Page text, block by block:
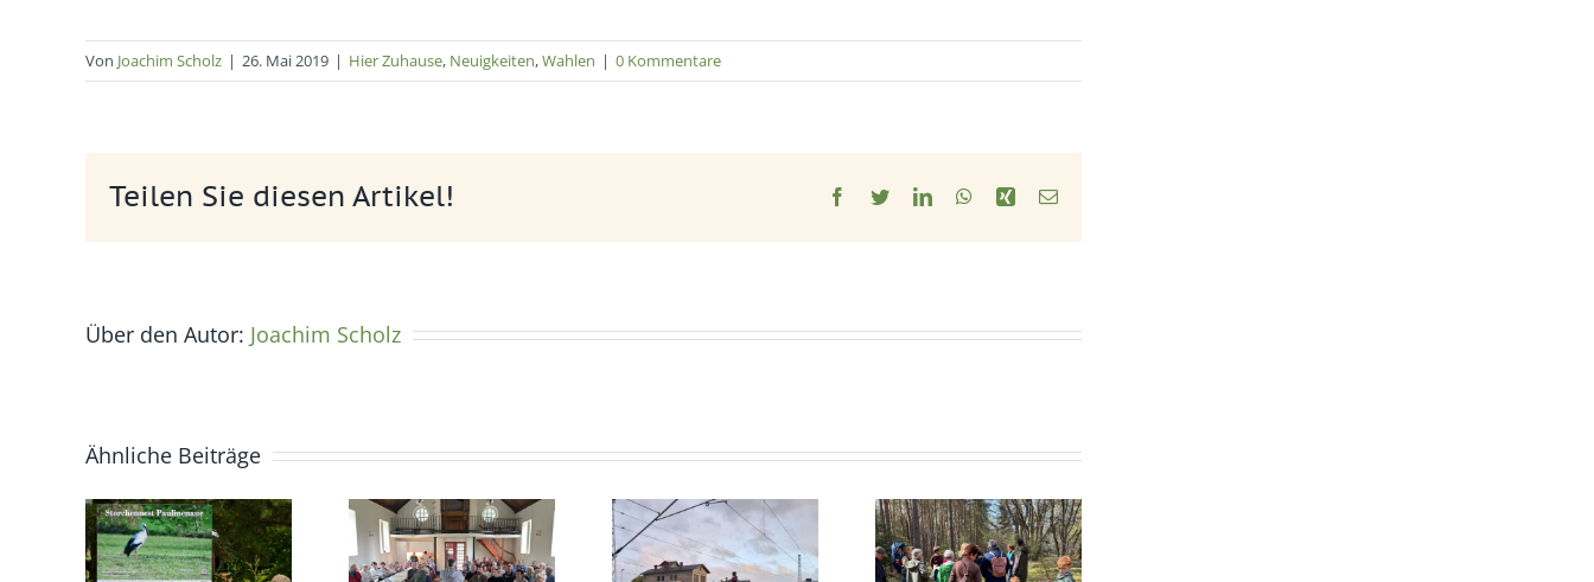
Von Joachim Scholz | 26. Mai 2019 | Hier Zuhause, Neuigkeiten,Wahlen | 0 Kommentare
Teilen Sie diesen Artikel! Facebook
TwitterLinkedInWhatsApp
Xing E-
Über den Autor: Joachim Scholz
Ähnliche Beiträge